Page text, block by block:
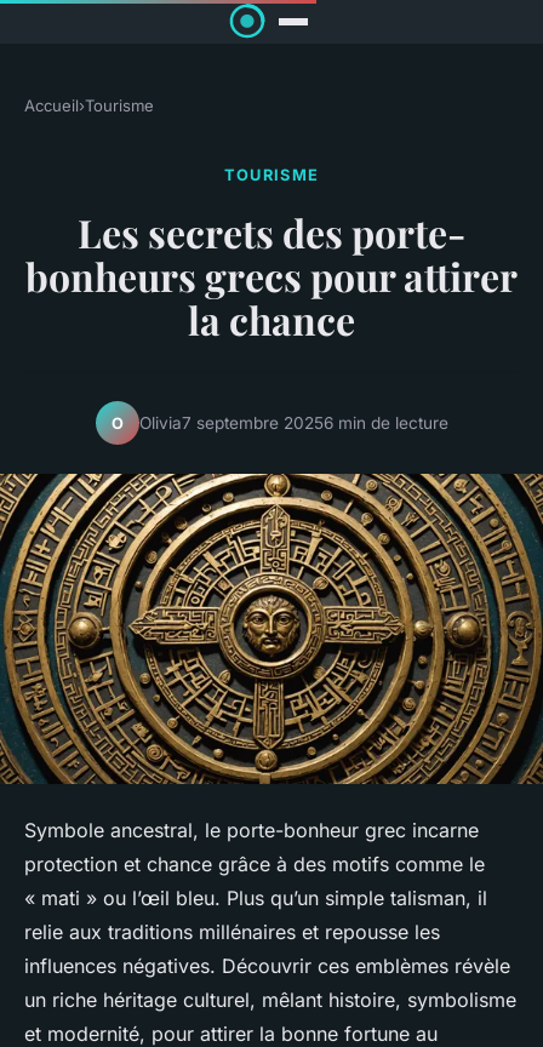
Accueil›Tourisme
TOURISME
Les secrets des porte-
bonheurs grecs pour attirer
la chance
O Olivia7 septembre 20256 min de lecture
Symbole ancestral, le porte-bonheur grec incarne
protection et chance grâce à des motifs comme le
« mati » ou l’œil bleu. Plus qu’un simple talisman, il
relie aux traditions millénaires et repousse les
influences négatives. Découvrir ces emblèmes révèle
un riche héritage culturel, mêlant histoire, symbolisme
et modernité, pour attirer la bonne fortune au